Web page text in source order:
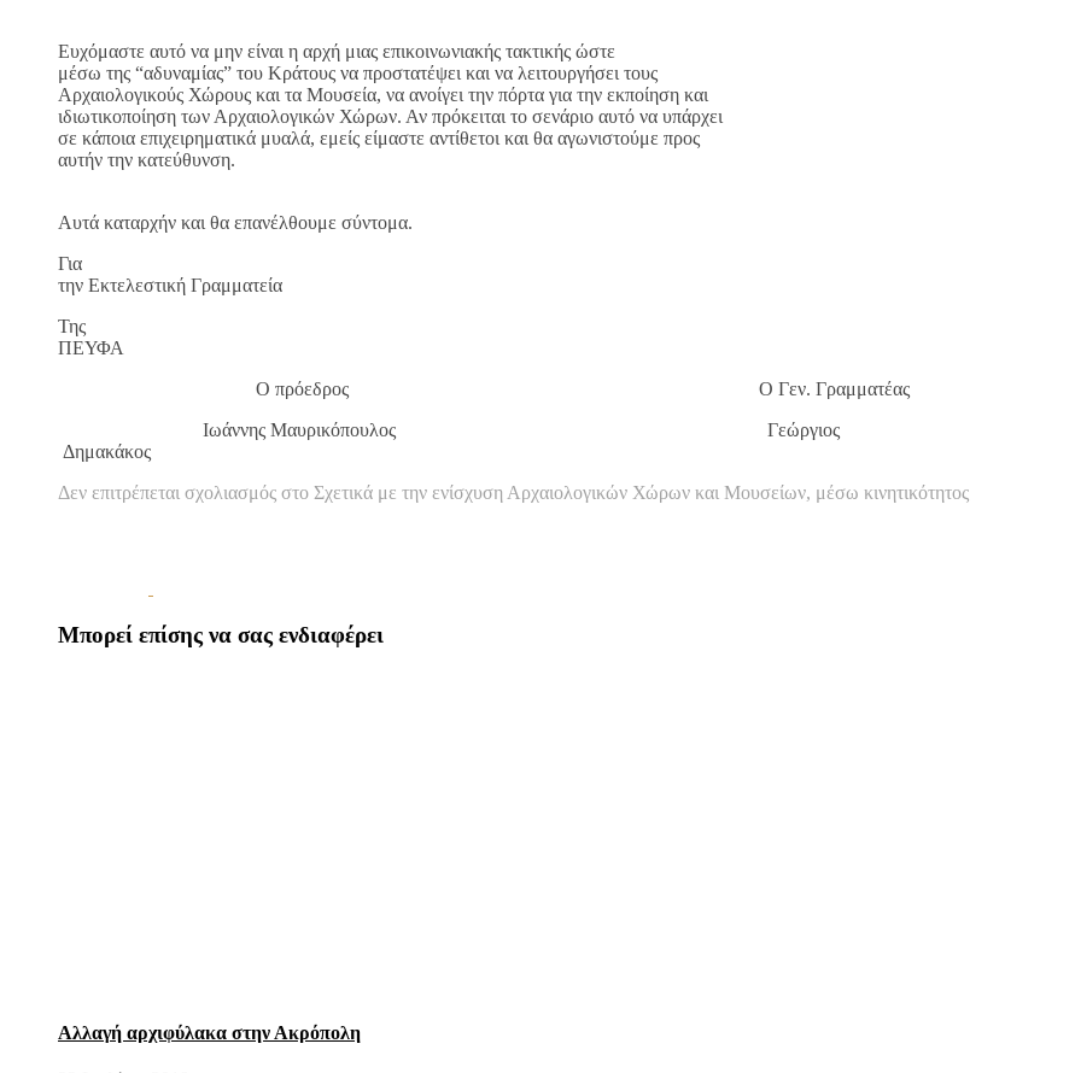
Ευχόμαστε αυτό να μην είναι η αρχή μιας επικοινωνιακής τακτικής ώστε
μέσω της “αδυναμίας” του Κράτους να προστατέψει και να λειτουργήσει τους
Αρχαιολογικούς Χώρους και τα Μουσεία, να ανοίγει την πόρτα για την εκποίηση και
ιδιωτικοποίηση των Αρχαιολογικών Χώρων. Αν πρόκειται το σενάριο αυτό να υπάρχει
σε κάποια επιχειρηματικά μυαλά, εμείς είμαστε αντίθετοι και θα αγωνιστούμε προς
αυτήν την κατεύθυνση.
Αυτά καταρχήν και θα επανέλθουμε σύντομα.
Για
την Εκτελεστική Γραμματεία
Της
ΠΕΥΦΑ
Ο πρόεδρος Ο Γεν. Γραμματέας
Ιωάννης Μαυρικόπουλος Γεώργιος
Δημακάκος
Δεν επιτρέπεται σχολιασμός στο Σχετικά με την ενίσχυση Αρχαιολογικών Χώρων και Μουσείων, μέσω κινητικότητος
Μπορεί επίσης να σας ενδιαφέρει
Αλλαγή αρχιφύλακα στην Ακρόπολη